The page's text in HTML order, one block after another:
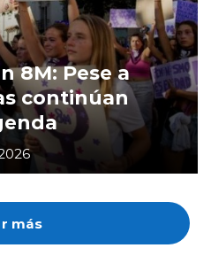
más
8M: Pese a
continúan